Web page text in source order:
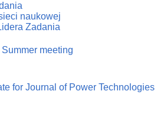
naukowej
Zadania
meeting
for Journal of Power Technologies